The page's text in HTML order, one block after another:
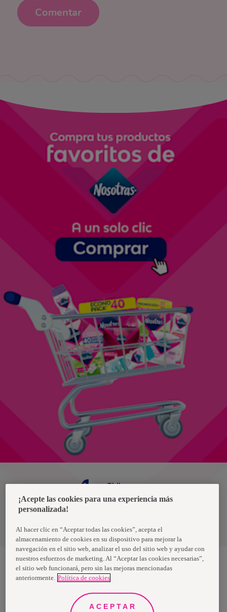
Comentar
Términos y condiciones
Chile
Nosotras, una marca de Essity - una compañía global líder en
mundo, utilizan nuestros productos, servicios y soluciones. Nuestro
propósito es romper barreras por el bienestar en beneficio de
consumidores, pacientes, cuidadores, clientes y la sociedad en
¡Acepte las cookies para una experiencia más
personalizada!
Al hacer clic en “Aceptar todas las cookies”, acepta el
almacenamiento de cookies en su dispositivo para mejorar la
navegación en el sitio web, analizar el uso del sitio web y ayudar con
nuestros esfuerzos de marketing. Al “Aceptar las cookies necesarias”,
el sitio web funcionará, pero sin las mejoras mencionadas
anteriormente. Política de cookies
ACEPTAR